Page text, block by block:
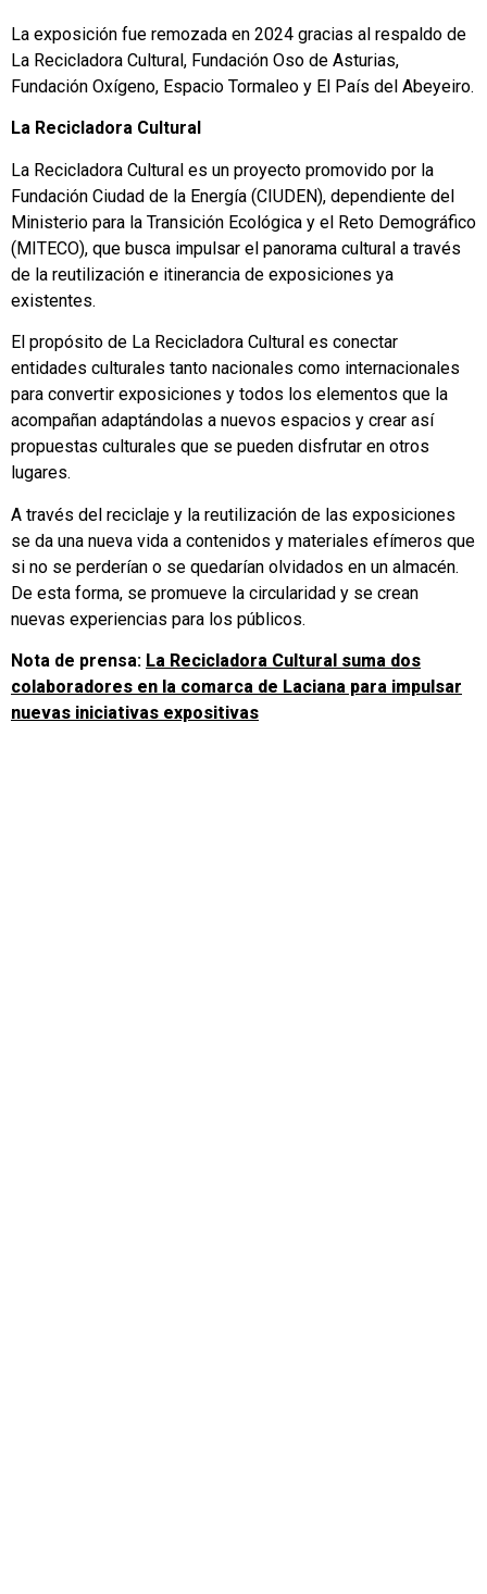
La exposición fue remozada en 2024 gracias al respaldo de
La Recicladora Cultural, Fundación Oso de Asturias,
Fundación Oxígeno, Espacio Tormaleo y El País del Abeyeiro.
La Recicladora Cultural
La Recicladora Cultural es un proyecto promovido por la
Fundación Ciudad de la Energía (CIUDEN), dependiente del
Ministerio para la Transición Ecológica y el Reto Demográfico
(MITECO), que busca impulsar el panorama cultural a través
de la reutilización e itinerancia de exposiciones ya
existentes.
El propósito de La Recicladora Cultural es conectar
entidades culturales tanto nacionales como internacionales
para convertir exposiciones y todos los elementos que la
acompañan adaptándolas a nuevos espacios y crear así
propuestas culturales que se pueden disfrutar en otros
lugares.
A través del reciclaje y la reutilización de las exposiciones
se da una nueva vida a contenidos y materiales efímeros que
si no se perderían o se quedarían olvidados en un almacén.
De esta forma, se promueve la circularidad y se crean
nuevas experiencias para los públicos.
Nota de prensa: La Recicladora Cultural suma dos
colaboradores en la comarca de Laciana para impulsar
nuevas iniciativas expositivas